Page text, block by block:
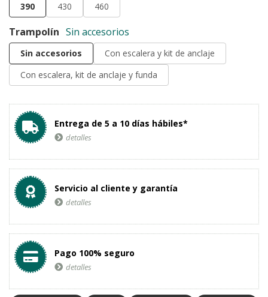
390 430 460
Trampolín Sin accesorios
Sin accesorios
Con escalera y kit de anclaje
Con escalera, kit de anclaje y funda
Entrega de 5 a 10 días hábiles*
detalles
Servicio al cliente y garantía
detalles
Pago 100% seguro
detalles